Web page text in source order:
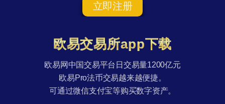
立即注册
欧易交易所app下载
欧易网中国交易平台日交易量1200亿元
欧易Pro法币交易越来越便捷。
可通过微信支付宝等购买数字资产。